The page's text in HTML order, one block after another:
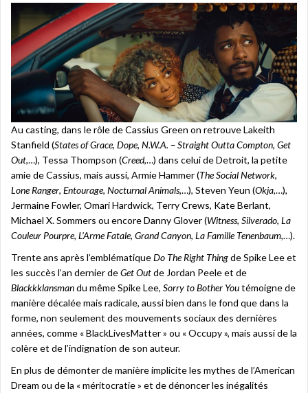
Au casting, dans le rôle de Cassius Green on retrouve Lakeith
Stanfield (States of Grace, Dope, N.W.A. – Straight Outta Compton, Get
Out,…), Tessa Thompson (Creed,…) dans celui de Detroit, la petite
amie de Cassius, mais aussi, Armie Hammer (The Social Network,
Lone Ranger, Entourage, Nocturnal Animals,…), Steven Yeun (Okja,…),
Jermaine Fowler, Omari Hardwick, Terry Crews, Kate Berlant,
Michael X. Sommers ou encore Danny Glover (Witness, Silverado, La
Couleur Pourpre, L’Arme Fatale, Grand Canyon, La Famille Tenenbaum,…).
Trente ans après l’emblématiqueDo The Right Thingde Spike Lee et
les succès l’an dernier deGet Outde Jordan Peele et de
Blackkklansmandu même Spike Lee, Sorry to Bother Youtémoigne de
manière décalée mais radicale, aussi bien dans le fond que dans la
forme, non seulement des mouvements sociaux des dernières
années, comme « BlackLivesMatter » ou « Occupy », mais aussi de la
colère et de l’indignation de son auteur.
En plus de démonter de manière implicite les mythes de l’American
Dream ou de la « méritocratie » et de dénoncer les inégalités